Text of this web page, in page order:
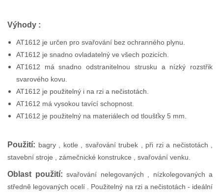
Výhody :
AT1612 je určen pro svařování bez ochranného plynu.
AT1612 je snadno ovladatelný ve všech pozicích.
AT1612 má snadno odstranitelnou strusku a nízký rozstřik
svarového kovu.
AT1612 je použitelný i na rzi a nečistotách.
AT1612 má vysokou tavící schopnost.
AT1612 je použitelný na materiálech od tloušťky 5 mm.
Použití: bagry , kotle , svařování trubek , při rzi a nečistotách ,
stavební stroje , zámečnické konstrukce , svařování venku.
Oblast použití: svařování nelegovaných , nízkolegovaných a
středně legovaných ocelí . Použitelný na rzi a nečistotách - ideální